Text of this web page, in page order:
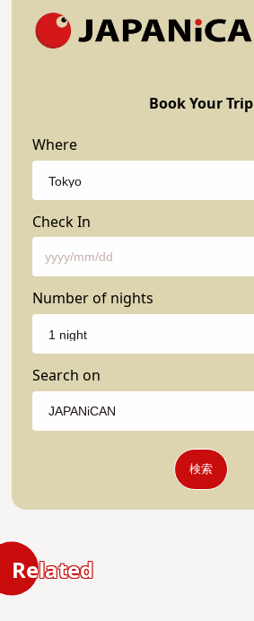
Book Your Trip
Where
Check In
Number of nights
Search on
検索
Related